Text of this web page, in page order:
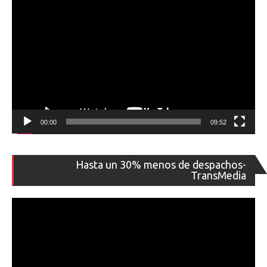
00:00 09:52
Hasta un 30% menos de despachos-
TransMedia
de